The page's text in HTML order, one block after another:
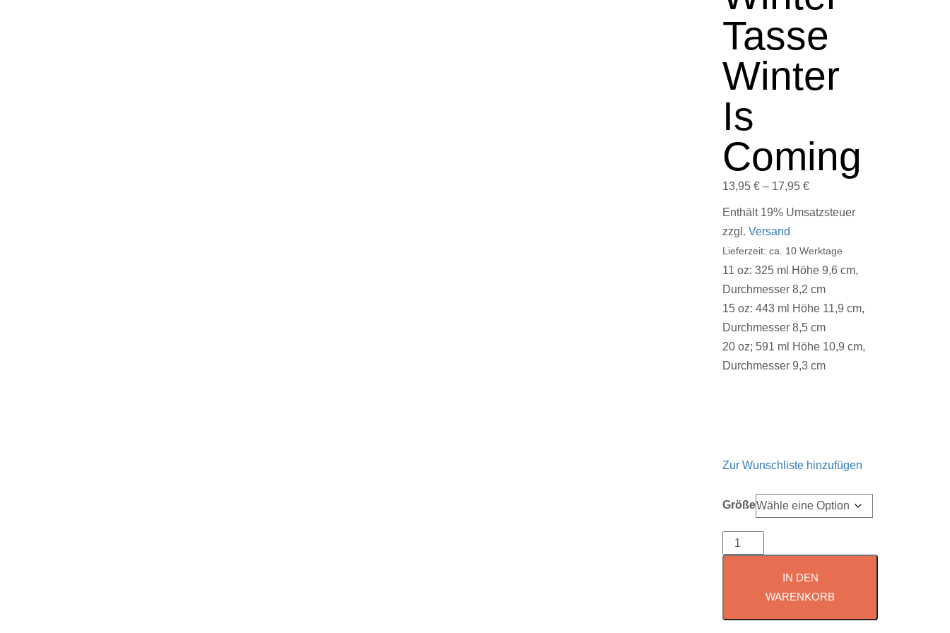
Tasse
Winter
Is
Coming
13,95€ – 17,95€
Enthält 19% Umsatzsteuer
zzgl.Versand
Lieferzeit: ca. 10 Werktage
11 oz: 325 ml Höhe 9,6 cm,
Durchmesser 8,2 cm
15 oz: 443 ml Höhe 11,9 cm,
Durchmesser 8,5 cm
20 oz; 591 ml Höhe 10,9 cm,
Durchmesser 9,3 cm
Zur Wunschliste hinzufügen
Größe
Winter
Tasse
Coming
IN DEN
WARENKORB